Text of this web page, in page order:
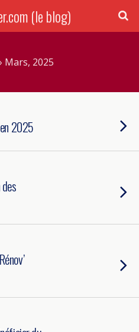
(le blog)
Mars, 2025
2025